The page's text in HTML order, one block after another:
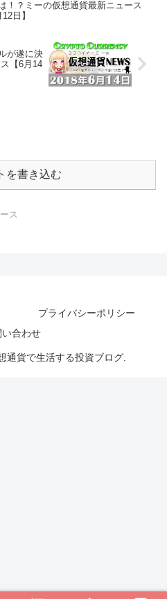
！？ミーの仮想通貨最新ニュース
12日】
が遂に決
【6月14
を書き込む
ス
プライバシーポリシー
い合わせ
貨で生活する投資ブログ.